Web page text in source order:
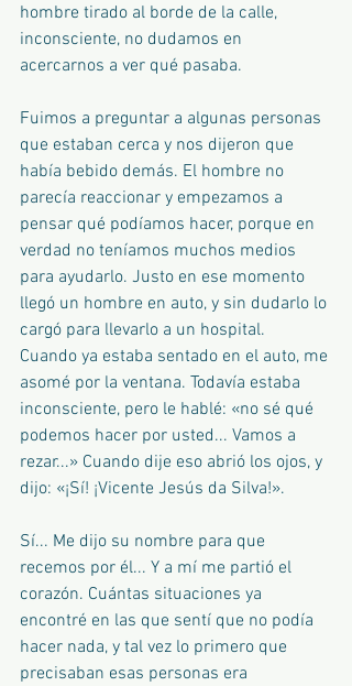
hombre tirado al borde de la calle,
inconsciente, no dudamos en
acercarnos a ver qué pasaba.
Fuimos a preguntar a algunas personas
que estaban cerca y nos dijeron que
había bebido demás. El hombre no
parecía reaccionar y empezamos a
pensar qué podíamos hacer, porque en
verdad no teníamos muchos medios
para ayudarlo. Justo en ese momento
llegó un hombre en auto, y sin dudarlo lo
cargó para llevarlo a un hospital.
Cuando ya estaba sentado en el auto, me
asomé por la ventana. Todavía estaba
inconsciente, pero le hablé: «no sé qué
podemos hacer por usted... Vamos a
rezar...» Cuando dije eso abrió los ojos, y
dijo: «¡Sí! ¡Vicente Jesús da Silva!».
Sí... Me dijo su nombre para que
recemos por él... Y a mí me partió el
corazón. Cuántas situaciones ya
encontré en las que sentí que no podía
hacer nada, y tal vez lo primero que
precisaban esas personas era